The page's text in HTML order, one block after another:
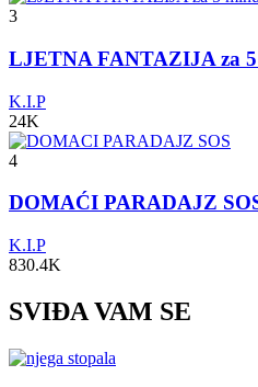
3
LJETNA FANTAZIJA za 5
K.I.P
24K
4
DOMAĆI PARADAJZ
K.I.P
830.4K
SVIĐA VAM SE